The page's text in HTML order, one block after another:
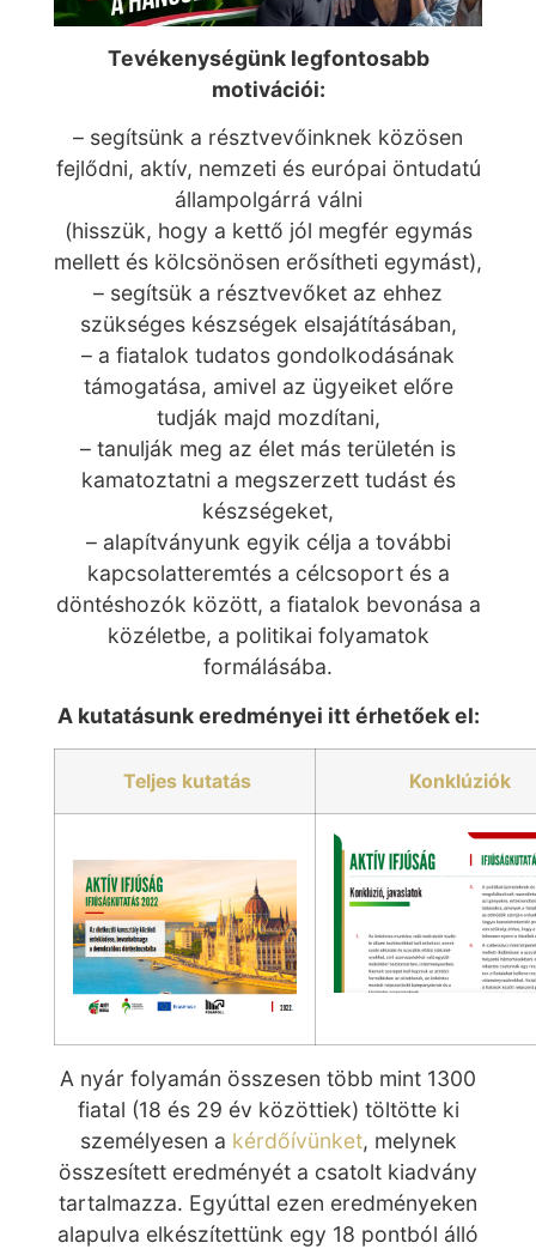
Tevékenységünk legfontosabb
motivációi:
– segítsünk a résztvevőinknek közösen
fejlődni, aktív, nemzeti és európai öntudatú
állampolgárrá válni
(hisszük, hogy a kettő jól megfér egymás
mellett és kölcsönösen erősítheti egymást),
– segítsük a résztvevőket az ehhez
szükséges készségek elsajátításában,
– a fiatalok tudatos gondolkodásának
támogatása, amivel az ügyeiket előre
tudják majd mozdítani,
– tanulják meg az élet más területén is
kamatoztatni a megszerzett tudást és
készségeket,
– alapítványunk egyik célja a további
kapcsolatteremtés a célcsoport és a
döntéshozók között, a fiatalok bevonása a
közéletbe, a politikai folyamatok
formálásába.
A kutatásunk eredményei itt érhetőek el:
Teljes kutatás Konklúziók
A nyár folyamán összesen több mint 1300
fiatal (18 és 29 év közöttiek) töltötte ki
személyesen a kérdőívünket, melynek
összesített eredményét a csatolt kiadvány
tartalmazza. Egyúttal ezen eredményeken
alapulva elkészítettünk egy 18 pontból álló